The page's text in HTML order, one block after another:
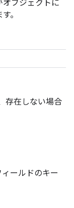
ブジェクトに
。
存在しない場合
ールドのキー